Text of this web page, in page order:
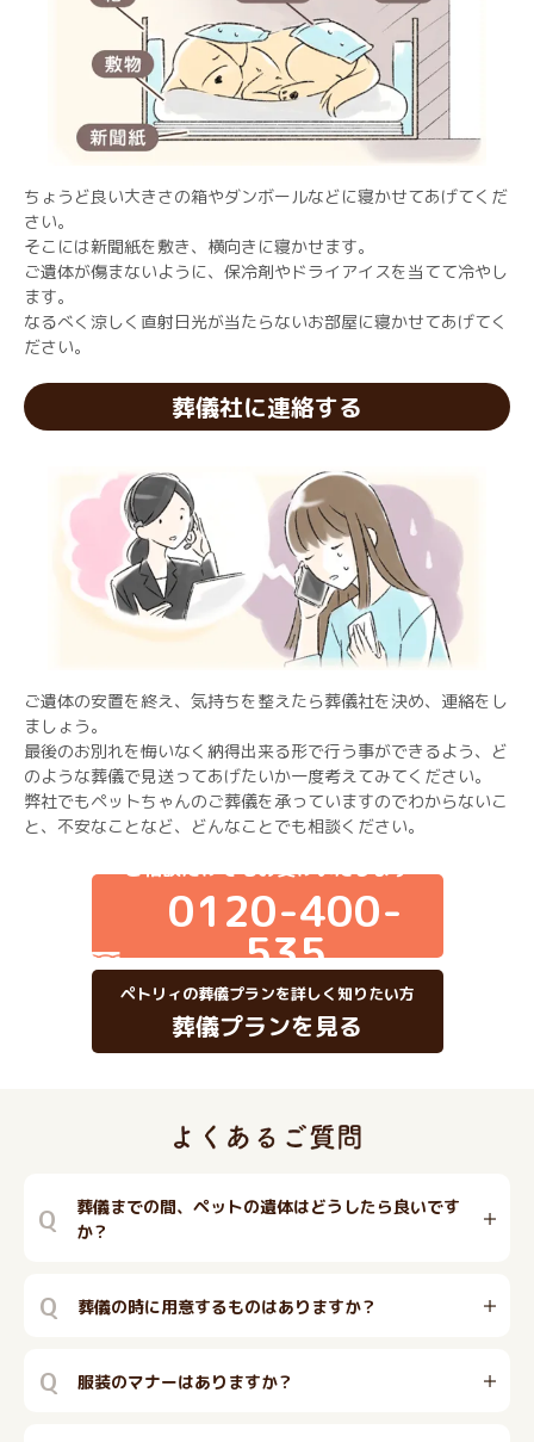
ちょうど良い大きさの箱やダンボールなどに寝かせてあげてくだ
さい。
そこには新聞紙を敷き、横向きに寝かせます。
ご遺体が傷まないように、保冷剤やドライアイスを当てて冷やし
ます。
なるべく涼しく直射日光が当たらないお部屋に寝かせてあげてく
ださい。
葬儀社に連絡する
ご遺体の安置を終え、気持ちを整えたら葬儀社を決め、連絡をし
ましょう。
最後のお別れを悔いなく納得出来る形で行う事ができるよう、ど
のような葬儀で見送ってあげたいか一度考えてみてください。
弊社でもペットちゃんのご葬儀を承っていますのでわからないこ
と、不安なことなど、どんなことでも相談ください。
ご相談だけでもお受けいたします
0120-400-
535
ペトリィの葬儀プランを詳しく知りたい方
葬儀プランを見る
Q
葬儀までの間、ペットの遺体はどうしたら良いです
か？
Q 葬儀の時に用意するものはありますか？
Q 服装のマナーはありますか？